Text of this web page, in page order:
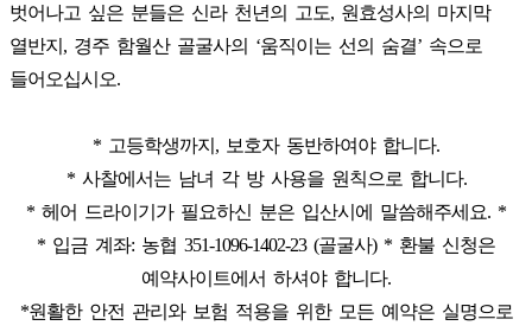
벗어나고 싶은 분들은 신라 천년의 고도, 원효성사의 마지막
열반지, 경주 함월산 골굴사의 ‘움직이는 선의 숨결’ 속으로
들어오십시오.
* 고등학생까지, 보호자 동반하여야 합니다.
* 사찰에서는 남녀 각 방 사용을 원칙으로 합니다.
* 헤어 드라이기가 필요하신 분은 입산시에 말씀해주세요. *
* 입금 계좌: 농협 351-1096-1402-23 (골굴사) * 환불 신청은
예약사이트에서 하셔야 합니다.
*원활한 안전 관리와 보험 적용을 위한 모든 예약은 실명으로